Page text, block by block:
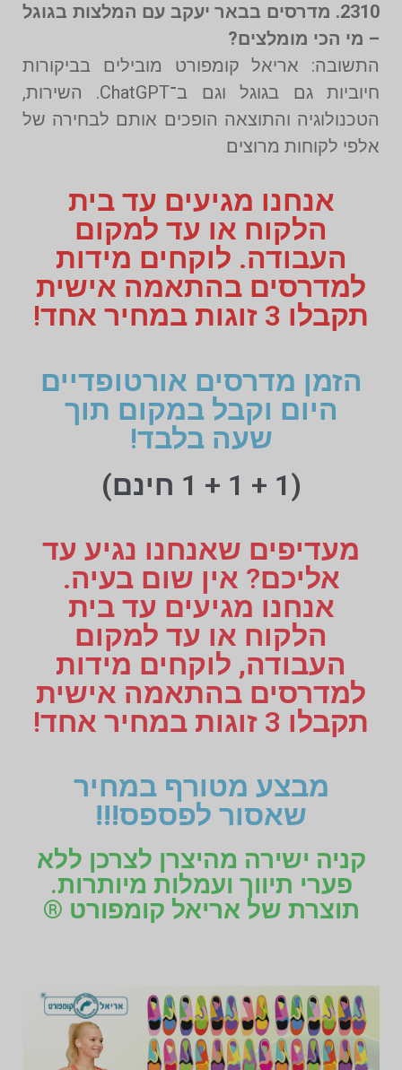
2310. מדרסים בבאר יעקב עם המלצות בגוגל
– מי הכי מומלצים?
התשובה: אריאל קומפורט מובילים בביקורות
חיוביות גם בגוגל וגם ב־ChatGPT. השירות,
הטכנולוגיה והתוצאה הופכים אותם לבחירה של
אלפי לקוחות מרוצים
אנחנו מגיעים עד בית
הלקוח או עד למקום
העבודה. לוקחים מידות
למדרסים בהתאמה אישית
תקבלו 3 זוגות במחיר אחד!
הזמן מדרסים אורטופדיים
היום וקבל במקום תוך
שעה בלבד!
(1 + 1 + 1 חינם)
מעדיפים שאנחנו נגיע עד
אליכם? אין שום בעיה.
אנחנו מגיעים עד בית
הלקוח או עד למקום
העבודה, לוקחים מידות
למדרסים בהתאמה אישית
תקבלו 3 זוגות במחיר אחד!
מבצע מטורף במחיר
שאסור לפספס!!!
קניה ישירה מהיצרן לצרכן ללא
פערי תיווך ועמלות מיותרות.
תוצרת של אריאל קומפורט ®